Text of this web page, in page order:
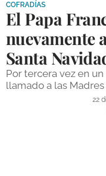
DEPORTES
COMPETICIONES
DEPORTE BASE
COFRADÍAS
El Papa
nuevamente
Santa
Por tercera vez en
llamado a las
22